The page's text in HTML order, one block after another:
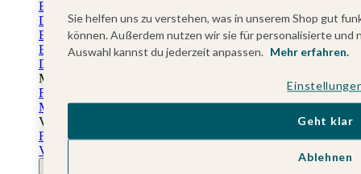
Einladungskarten Jugendweihe
Dankeskarten Jugendweihe
Einschulungskarten
Einladungskarten Einschulung
Danksagung Einschulung
Muttertag
Fotogeschenke Muttertag
Muttertagskarten
Vatertag
Fotogeschenke Vatertag
Vatertagskarten
Sie helfen uns zu verstehen, was in unserem Shop gut
können. Außerdem nutzen wir sie für personalisierte
Auswahl kannst du jederzeit anpassen. Mehr erfahren.
Ablehnen
Geht klar